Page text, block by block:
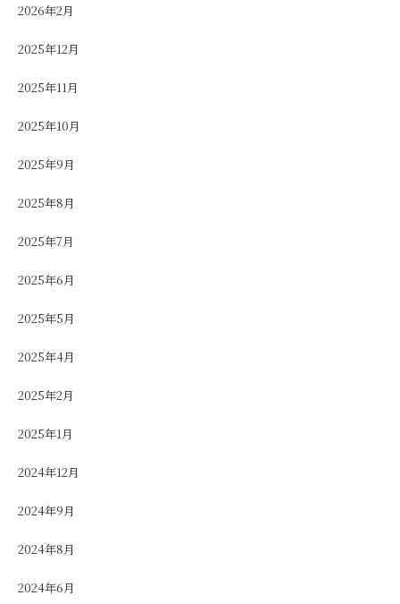
2026年2月
2025年12月
2025年11月
2025年10月
2025年9月
2025年8月
2025年7月
2025年6月
2025年5月
2025年4月
2025年2月
2025年1月
2024年12月
2024年9月
2024年8月
2024年6月